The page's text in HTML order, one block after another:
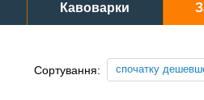
Кавоварки
Сортування: спочатку